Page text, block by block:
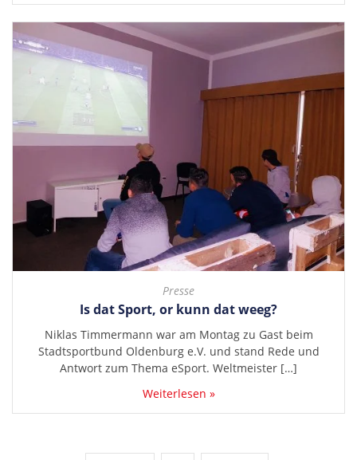
Presse
Is dat Sport, or kunn dat weeg?
Niklas Timmermann war am Montag zu Gast beim
Stadtsportbund Oldenburg e.V. und stand Rede und
Antwort zum Thema eSport. Weltmeister […]
Weiterlesen »